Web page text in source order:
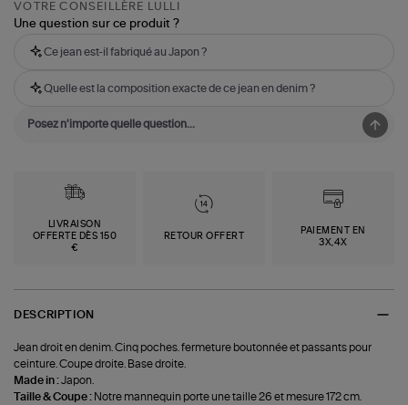
VOTRE CONSEILLÈRE LULLI
Une question sur ce produit ?
Ce jean est-il fabriqué au Japon ?
Quelle est la composition exacte de ce jean en denim ?
LIVRAISON
OFFERTE DÈS 150
€
RETOUR OFFERT
PAIEMENT EN
3X,4X
DESCRIPTION
Jean droit en denim. Cinq poches. fermeture boutonnée et passants pour
ceinture. Coupe droite. Base droite.
Made in :Japon.
Taille & Coupe : Notre mannequin porte une taille 26 et mesure 172 cm.